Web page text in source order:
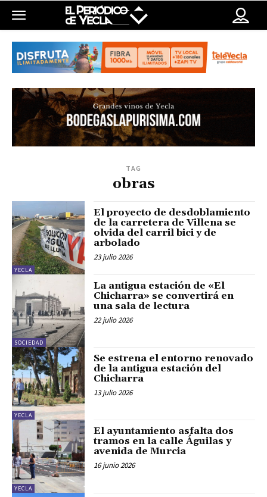
TAG
obras
YECLA
El proyecto de desdoblamiento
de la carretera de Villena se
olvida del carril bici y de
arbolado
23 julio 2026
SOCIEDAD
La antigua estación de «El
Chicharra» se convertirá en
una sala de lectura
22 julio 2026
YECLA
Se estrena el entorno renovado
de la antigua estación del
Chicharra
13 julio 2026
YECLA
El ayuntamiento asfalta dos
tramos en la calle Águilas y
avenida de Murcia
16 junio 2026